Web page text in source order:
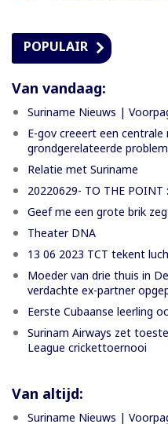
POPULAIR
Van vandaag:
Suriname Nieuws |
E-gov creeert een
grondgerelateerde
Relatie met Suriname
20220629- TO THE POINT
Geef me een grote brik
Theater DNA
13 06 2023 TCT tekent
Moeder van drie thuis in
verdachte ex-partner
Eerste Cubaanse leerling
Surinam Airways zet
League crickettoernooi
Van altijd:
Suriname Nieuws |